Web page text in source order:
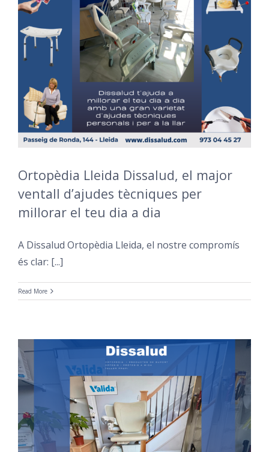
Ortopèdia Lleida Dissalud, el major
ventall d’ajudes tècniques per
millorar el teu dia a dia
A Dissalud Ortopèdia Lleida, el nostre compromís
és clar: [...]
Read More